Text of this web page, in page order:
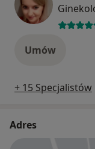
Umów
+ 15 Specjalistów
Adres